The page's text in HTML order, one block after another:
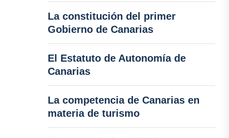
La constitución del primer
Gobierno de Canarias
El Estatuto de Autonomía de
Canarias
La competencia de Canarias en
materia de turismo